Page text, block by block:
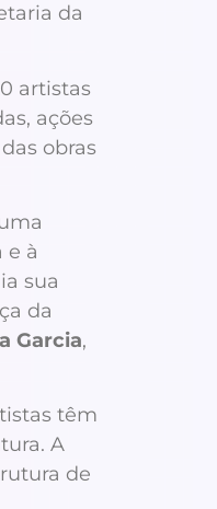
da
artistas
ações
obras
e à
sua
da
Garcia,
têm
A
de